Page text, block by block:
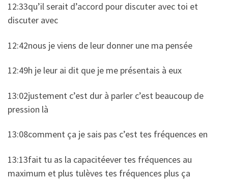
12:33qu’il serait d’accord pour discuter avec toi et
discuter avec
12:42nous je viens de leur donner une ma pensée
12:49h je leur ai dit que je me présentais à eux
13:02justement c’est dur à parler c’est beaucoup de
pression là
13:08comment ça je sais pas c’est tes fréquences en
13:13fait tu as la capacitéever tes fréquences au
maximum et plus tulèves tes fréquences plus ça